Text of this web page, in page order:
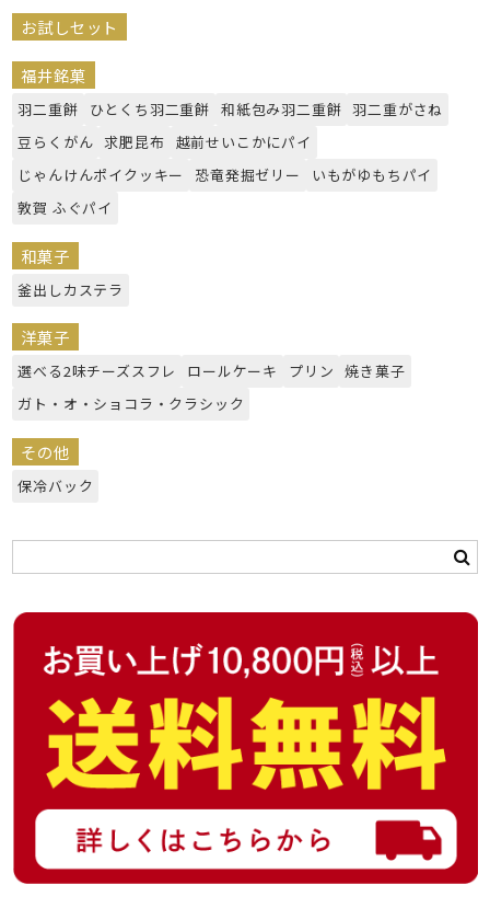
お試しセット
福井銘菓
羽二重餅 ひとくち羽二重餅 和紙包み羽二重餅 羽二重がさね
豆らくがん 求肥昆布 越前せいこかにパイ
じゃんけんポイクッキー
恐竜発掘ゼリー
いもがゆもちパイ
敦賀 ふぐパイ
和菓子
釜出しカステラ
洋菓子
選べる2味チーズスフレ ロールケーキ プリン
焼き菓子
ガト・オ・ショコラ・クラシック
その他
保冷バック